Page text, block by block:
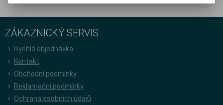
ZÁKAZNICKÝ SERVIS
Rychlá objednávka
Kontakt
Obchodní podmínky
Reklamační podmínky
Ochrana osobních údajů